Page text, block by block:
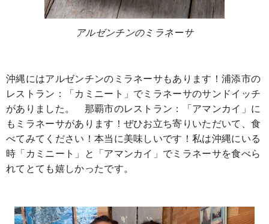
アルゼンチンのミラネーサ
沖縄にはアルゼンチンのミラネーサもあります！浦添市の
レストラン：「カミニート」でミラネーサのサンドイッチ
がありました。 那覇市のレストラン：「アマンカイ」に
もミラネーサがあります！ぜひお立ち寄りいただいて、食
べてみてください！本当に美味しいです！私は沖縄にいる
時「カミニート」と「アマンカイ」でミラネーサを食べら
れてとても嬉しかったです。